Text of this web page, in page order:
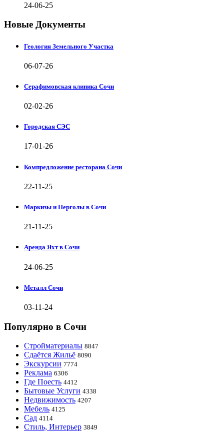
24-06-25
Новые Документы
Геология Земельного Участка
06-07-26
Серафимовская клиника Сочи
02-02-26
Городская СЭС
17-01-26
Компредложение ресторана Сочи
22-11-25
Маркизы и Перголы в Сочи
21-11-25
Аренда Яхт в Сочи
24-06-25
Металл Сочи
03-11-24
Популярно в Сочи
Стройматериалы 8847
Сдаётся Жильё 8090
Экскурсии 7774
Реклама 6306
Где Поесть 4412
Бытовые Услуги 4338
Недвижимость 4207
Мебель 4125
Сад 4114
Стиль, Интерьер 3849